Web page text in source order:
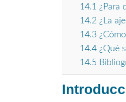
14.1 ¿Para
14.2 ¿La
14.3
14.4¿Qué
14.5